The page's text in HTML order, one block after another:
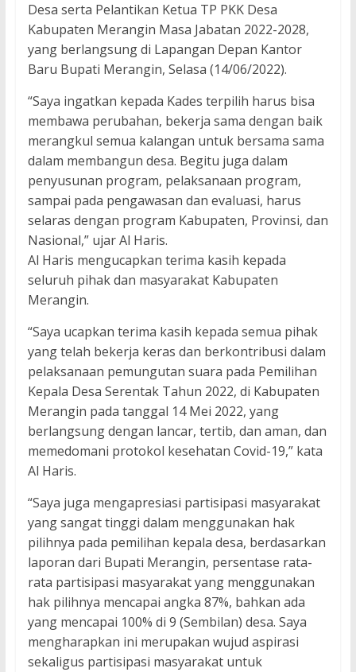
Desa serta Pelantikan Ketua TP PKK Desa
Kabupaten Merangin Masa Jabatan 2022-2028,
yang berlangsung di Lapangan Depan Kantor
Baru Bupati Merangin, Selasa (14/06/2022).
“Saya ingatkan kepada Kades terpilih harus bisa
membawa perubahan, bekerja sama dengan baik
merangkul semua kalangan untuk bersama sama
dalam membangun desa. Begitu juga dalam
penyusunan program, pelaksanaan program,
sampai pada pengawasan dan evaluasi, harus
selaras dengan program Kabupaten, Provinsi, dan
Nasional,” ujar Al Haris.
Al Haris mengucapkan terima kasih kepada
seluruh pihak dan masyarakat Kabupaten
Merangin.
“Saya ucapkan terima kasih kepada semua pihak
yang telah bekerja keras dan berkontribusi dalam
pelaksanaan pemungutan suara pada Pemilihan
Kepala Desa Serentak Tahun 2022, di Kabupaten
Merangin pada tanggal 14 Mei 2022, yang
berlangsung dengan lancar, tertib, dan aman, dan
memedomani protokol kesehatan Covid-19,” kata
Al Haris.
“Saya juga mengapresiasi partisipasi masyarakat
yang sangat tinggi dalam menggunakan hak
pilihnya pada pemilihan kepala desa, berdasarkan
laporan dari Bupati Merangin, persentase rata-
rata partisipasi masyarakat yang menggunakan
hak pilihnya mencapai angka 87%, bahkan ada
yang mencapai 100% di 9 (Sembilan) desa. Saya
mengharapkan ini merupakan wujud aspirasi
sekaligus partisipasi masyarakat untuk